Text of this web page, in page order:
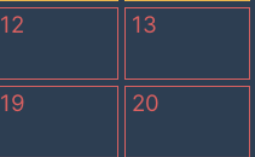
12 13
19 20